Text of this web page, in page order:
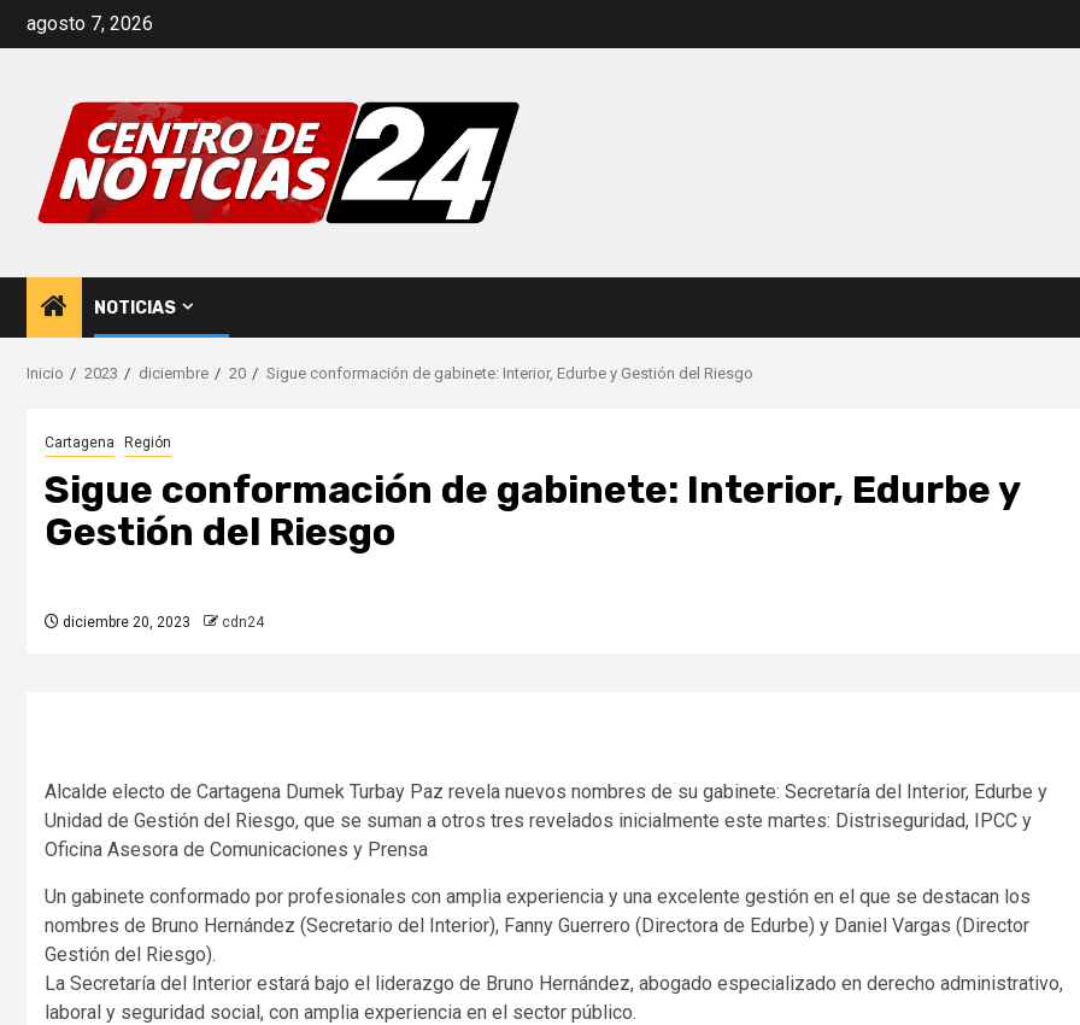
agosto 7, 2026
NOTICIAS
Inicio 2023 diciembre 20 Sigue conformación de gabinete: Interior, Edurbe y Gestión del Riesgo
Cartagena Región
Sigue conformación de gabinete: Interior, Edurbe y
Gestión del Riesgo
diciembre 20, 2023 cdn24
Alcalde electo de Cartagena Dumek Turbay Paz revela nuevos nombres de su gabinete: Secretaría del Interior, Edurbe y
Unidad de Gestión del Riesgo, que se suman a otros tres revelados inicialmente este martes: Distriseguridad, IPCC y
Oficina Asesora de Comunicaciones y Prensa
Un gabinete conformado por profesionales con amplia experiencia y una excelente gestión en el que se destacan los
nombres de Bruno Hernández (Secretario del Interior), Fanny Guerrero (Directora de Edurbe) y Daniel Vargas (Director
Gestión del Riesgo).
La Secretaría del Interior estará bajo el liderazgo de Bruno Hernández, abogado especializado en derecho administrativo,
laboral y seguridad social, con amplia experiencia en el sector público.